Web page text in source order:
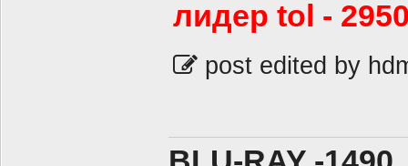
лидер tol -
post edited by